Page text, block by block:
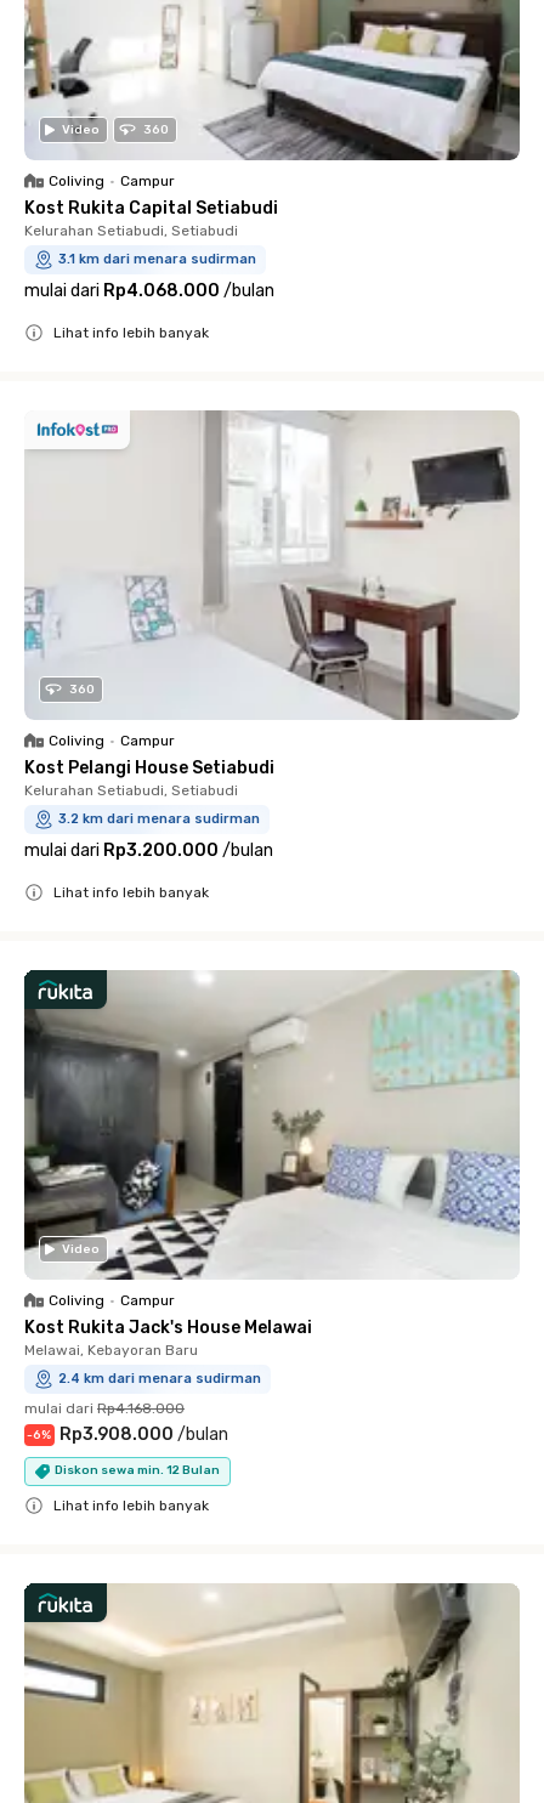
Video 360
Coliving • Campur
Kost Rukita Capital Setiabudi
Kelurahan Setiabudi, Setiabudi
3.1 km dari menara sudirman
mulai dari Rp4.068.000 /bulan
Lihat info lebih banyak
360
Coliving • Campur
Kost Pelangi House Setiabudi
Kelurahan Setiabudi, Setiabudi
3.2 km dari menara sudirman
mulai dari Rp3.200.000 /bulan
Lihat info lebih banyak
Video
Coliving • Campur
Kost Rukita Jack's House Melawai
Melawai, Kebayoran Baru
2.4 km dari menara sudirman
mulai dari Rp4.168.000
-6% Rp3.908.000 /bulan
Diskon sewa min. 12 Bulan
Lihat info lebih banyak